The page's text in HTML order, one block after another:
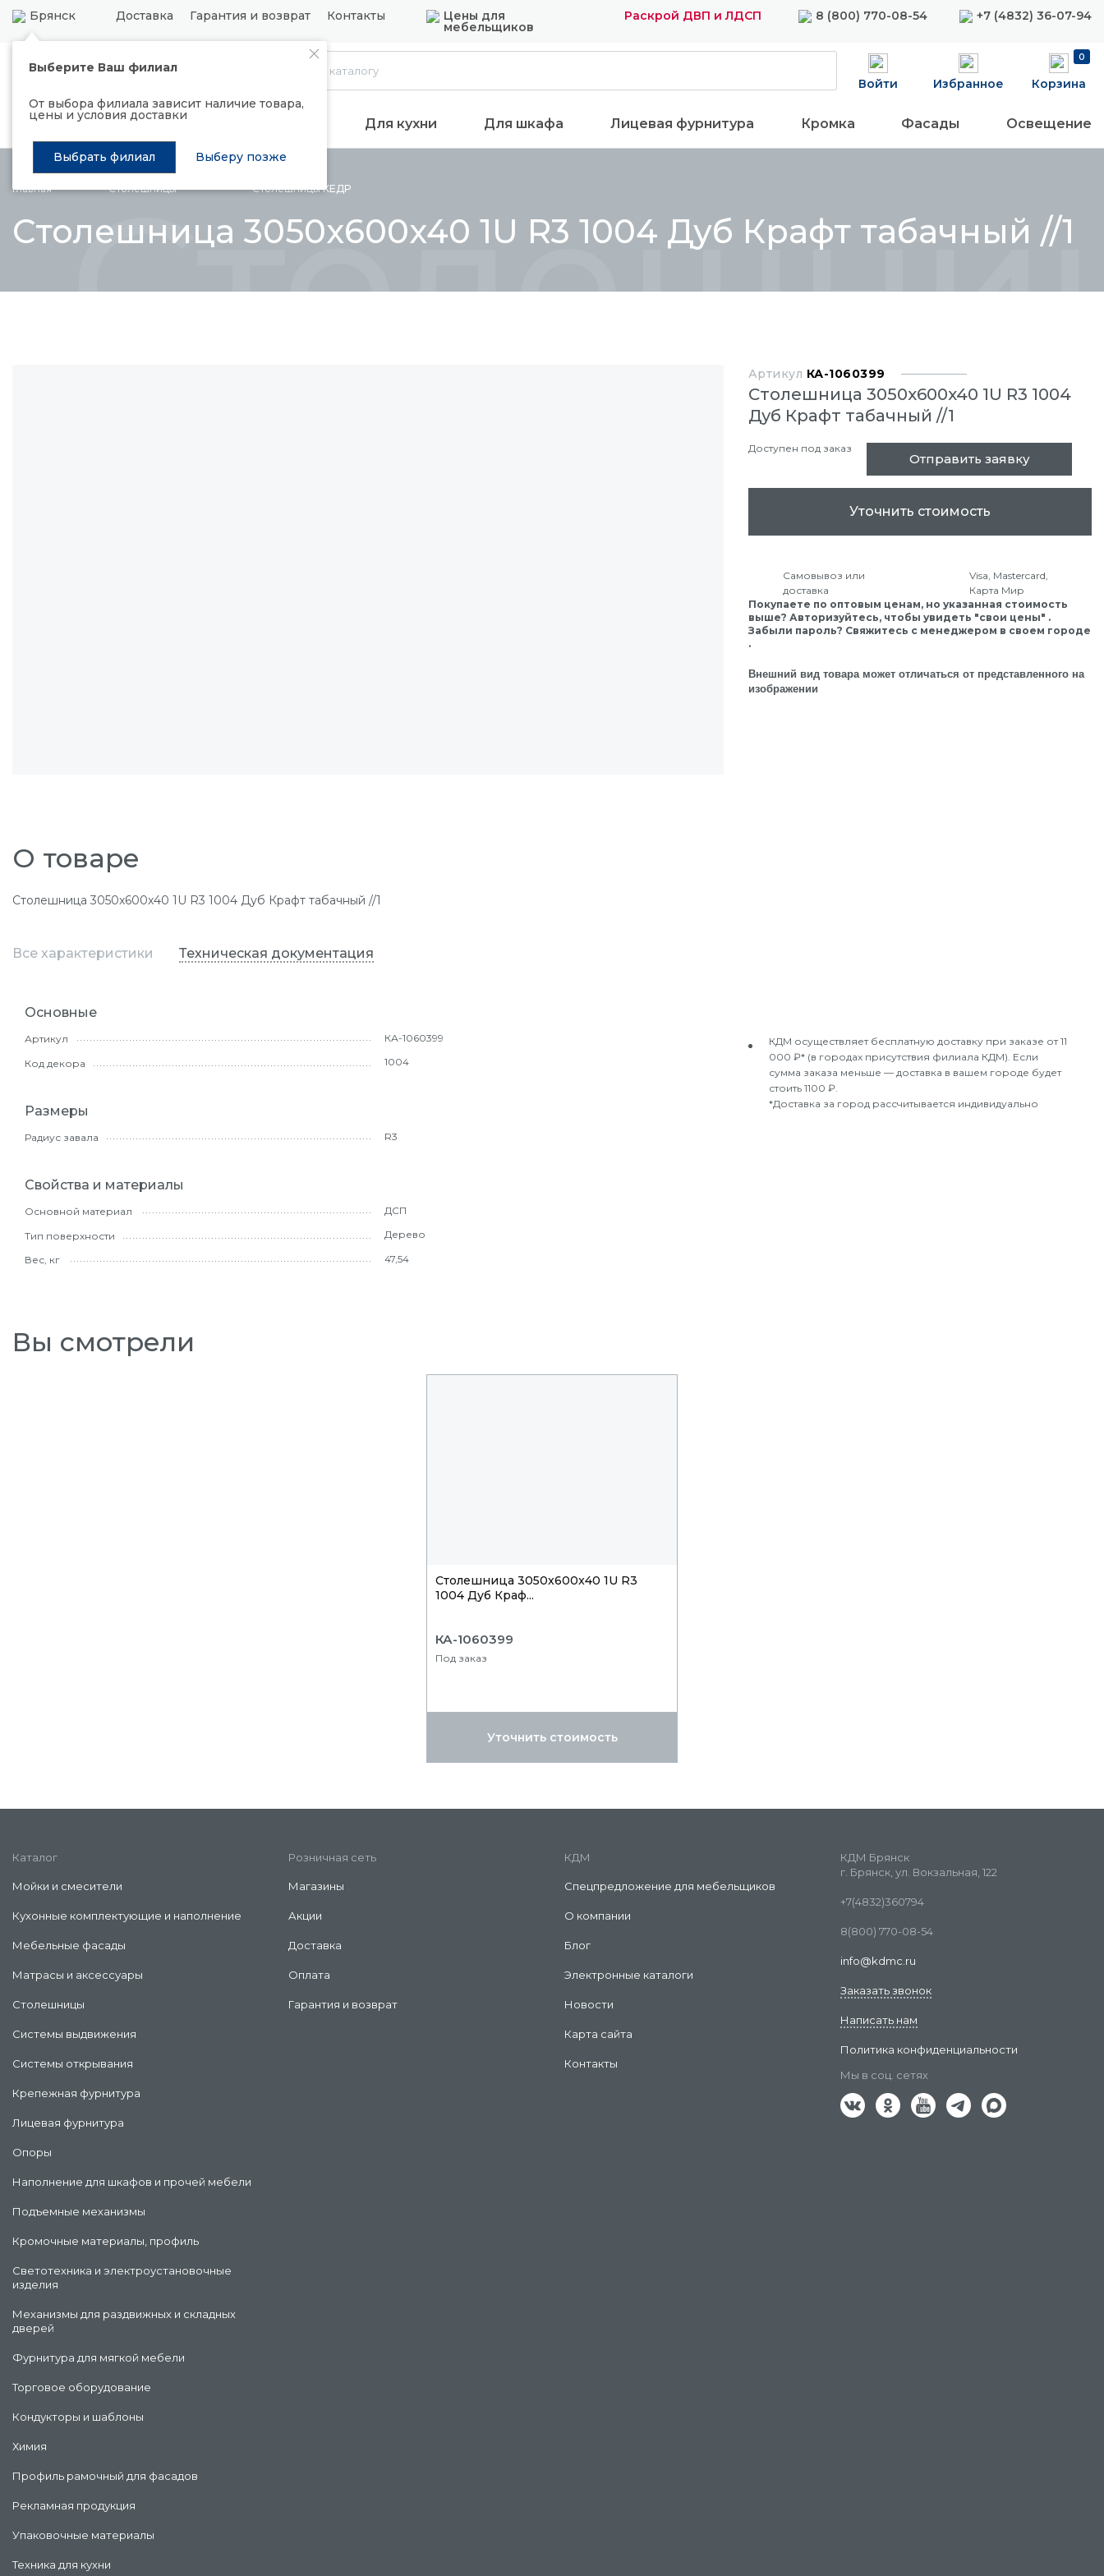
Брянск Доставка Гарантия и возврат Контакты Цены для
мебельщиков
Раскрой ДВП и ЛДСП 8 (800) 770-08-54 +7 (4832) 36-07-94
Выберите Ваш филиал
От выбора филиала зависит наличие товара,
цены и условия доставки
Выбрать филиал Выберу позже
Каталог
Войти Избранное
0
Корзина
Распродажа Подъемные механизмы Для кухни Для шкафа Лицевая фурнитура Кромка Фасады Освещение
Главная Столешницы СтолешницыКЕДР
Столешница 3050x600x40 1U R3 1004 Дуб Крафт табачный //1
Артикул КА-1060399
Столешница 3050x600x40 1U R3 1004
Дуб Крафт табачный //1
Доступен под заказ
Отправить заявку
Уточнить стоимость
Самовывоз или
доставка
Visa, Mastercard,
Карта Мир
Покупаете по оптовым ценам, но указанная стоимость
выше? Авторизуйтесь, чтобы увидеть "свои цены" .
Забыли пароль? Свяжитесь с менеджером в своем городе
.
Внешний вид товара может отличаться от представленного на
изображении
О товаре
Столешница 3050x600x40 1U R3 1004 Дуб Крафт табачный //1
Все характеристики Техническая документация
Основные
Артикул КА-1060399
Код декора 1004
Размеры
Радиус завала R3
Свойства и материалы
Основной материал ДСП
Тип поверхности Дерево
Вес, кг 47,54
КДМ осуществляет бесплатную доставку при заказе от 11
000 ₽* (в городах присутствия филиала КДМ). Если
сумма заказа меньше — доставка в вашем городе будет
стоить 1100 ₽.
*Доставка за город рассчитывается индивидуально
Вы смотрели
Столешница 3050x600x40 1U R3
1004 Дуб Краф...
КА-1060399
Под заказ
Уточнить стоимость
Каталог
Мойки и смесители
Кухонные комплектующие и наполнение
Мебельные фасады
Матрасы и аксессуары
Столешницы
Системы выдвижения
Системы открывания
Крепежная фурнитура
Лицевая фурнитура
Опоры
Наполнение для шкафов и прочей мебели
Подъемные механизмы
Кромочные материалы, профиль
Светотехника и электроустановочные
изделия
Механизмы для раздвижных и складных
дверей
Фурнитура для мягкой мебели
Торговое оборудование
Кондукторы и шаблоны
Химия
Профиль рамочный для фасадов
Рекламная продукция
Упаковочные материалы
Техника для кухни
Розничная сеть
Магазины
Акции
Доставка
Оплата
Гарантия и возврат
КДМ
Спецпредложение для мебельщиков
О компании
Блог
Электронные каталоги
Новости
Карта сайта
Контакты
КДМ Брянск
г. Брянск, ул. Вокзальная, 122
+7(4832)360794
8(800) 770-08-54
info@kdmc.ru
Заказать звонок
Написать нам
Политика конфиденциальности
Мы в соц. сетях